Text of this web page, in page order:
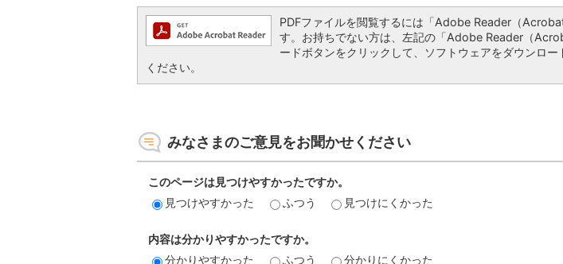
PDFファイルを閲覧するには「Adobe Reader（
す。お持ちでない方は、左記の「Adobe Reader（
ードボタンをクリックして、ソフトウェアをダウンロー
ください。
みなさまのご意見をお聞かせください
このページは見つけやすかったですか。
見つけやすかった
ふつう 見つけにくかった
内容は分かりやすかったですか。
分かりやすかった
ふつう 分かりにくかった